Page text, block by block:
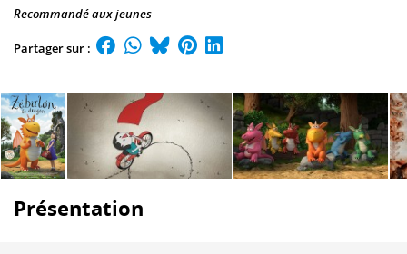
Recommandé aux jeunes
Partager sur :
Présentation